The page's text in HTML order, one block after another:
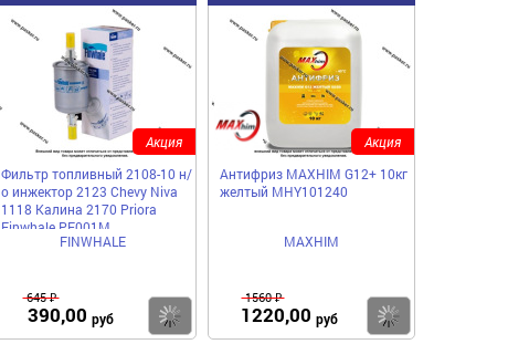
Купить
Фильтр топливный 2108-10 н/
о инжектор 2123 Chevy Niva
1118 Калина 2170 Priora
Finwhale PF001M
FINWHALE
645 ₽
390,00 руб Купить
Акция
Антифриз MAXHIM G12+ 10кг
желтый MHY101240
MAXHIM
1560 ₽
1220,00 руб
Акция